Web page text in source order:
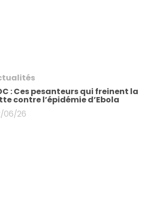
: Ces pesanteurs qui freinent la
contre l’épidémie d’Ebola
06/26